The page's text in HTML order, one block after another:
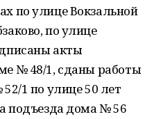
по улице Вокзальной
по улице
акты
№ 48/1, сданы работы
1 по улице 50 лет
подъезда дома № 56